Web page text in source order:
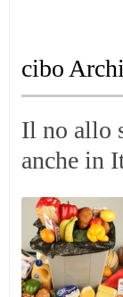
cibo
Il no allo
anche in